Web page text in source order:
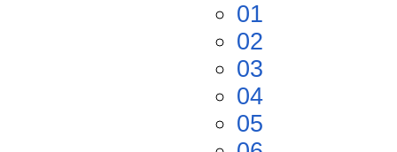
01
02
03
04
05